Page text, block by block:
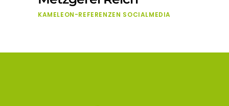
KAMELEON-REFERENZEN SOCIALMEDIA